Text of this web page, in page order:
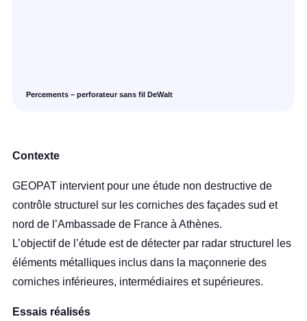
Contexte
GEOPAT intervient pour une étude non destructive de
contrôle structurel sur les corniches des façades sud et
nord de l’Ambassade de France à Athènes.
L’objectif de l’étude est de détecter par radar structurel les
éléments métalliques inclus dans la maçonnerie des
corniches inférieures, intermédiaires et supérieures.
Essais réalisés
Percements – perforateur sans fil DeWalt